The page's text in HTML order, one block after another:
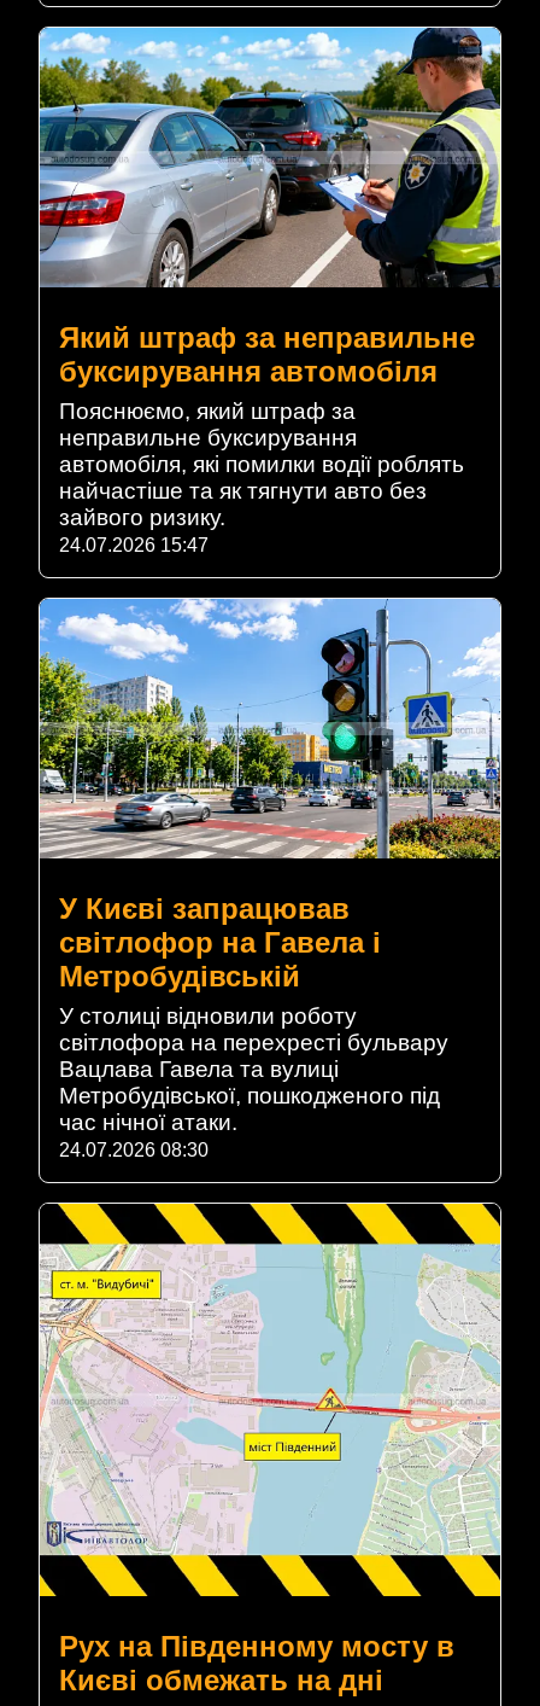
Який штраф за неправильне
буксирування автомобіля
Пояснюємо, який штраф за
неправильне буксирування
автомобіля, які помилки водії роблять
найчастіше та як тягнути авто без
зайвого ризику.
24.07.2026 15:47
У Києві запрацював
світлофор на Гавела і
Метробудівській
У столиці відновили роботу
світлофора на перехресті бульвару
Вацлава Гавела та вулиці
Метробудівської, пошкодженого під
час нічної атаки.
24.07.2026 08:30
Рух на Південному мосту в
Києві обмежать на дні